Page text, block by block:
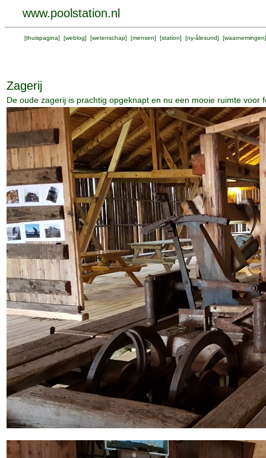
www.poolstation.nl
[thuispagina] [weblog] [wetenschap] [mensen] [station] [ny-ålesund] [waarnemingen
Zagerij
De oude zagerij is prachtig opgeknapt en nu een mooie ruimte voor